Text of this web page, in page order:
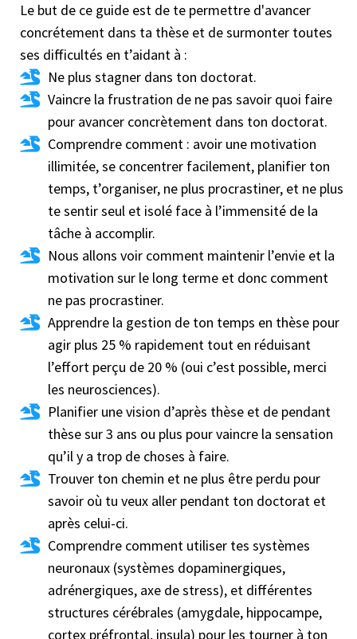
Le but de ce guide est de te permettre d'avancer
concrétement dans ta thèse et de surmonter toutes
ses difficultés en t’aidant à :
Ne plus stagner dans ton doctorat.
Vaincre la frustration de ne pas savoir quoi faire
pour avancer concrètement dans ton doctorat.
Comprendre comment : avoir une motivation
illimitée, se concentrer facilement, planifier ton
temps, t’organiser, ne plus procrastiner, et ne plus
te sentir seul et isolé face à l’immensité de la
tâche à accomplir.
Nous allons voir comment maintenir l’envie et la
motivation sur le long terme et donc comment
ne pas procrastiner.
Apprendre la gestion de ton temps en thèse pour
agir plus 25 % rapidement tout en réduisant
l’effort perçu de 20 % (oui c’est possible, merci
les neurosciences).
Planifier une vision d’après thèse et de pendant
thèse sur 3 ans ou plus pour vaincre la sensation
qu’il y a trop de choses à faire.
Trouver ton chemin et ne plus être perdu pour
savoir où tu veux aller pendant ton doctorat et
après celui-ci.
Comprendre comment utiliser tes systèmes
neuronaux (systèmes dopaminergiques,
adrénergiques, axe de stress), et différentes
structures cérébrales (amygdale, hippocampe,
cortex préfrontal, insula) pour les tourner à ton